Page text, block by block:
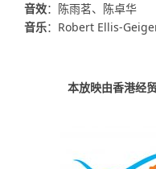
音效： 陈雨茗、陈卓华
音乐： Robert Ellis-
本放映由香港经